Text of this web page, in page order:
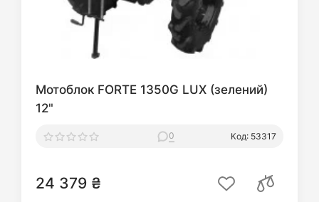
Мотоблок FORTE 1350G LUX (зелений)
12"
0 Код: 53317
24 379 ₴